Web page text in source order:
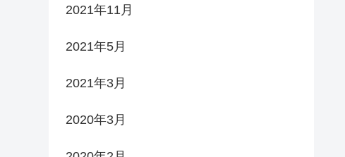
2021年11月
2021年5月
2021年3月
2020年3月